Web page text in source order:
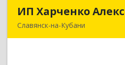
ИП Харченко
Славянск-на-Кубани
ИП Харченко